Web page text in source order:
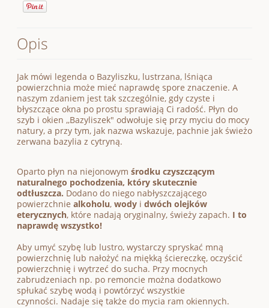
Opis
Jak mówi legenda o Bazyliszku, lustrzana, lśniąca
powierzchnia może mieć naprawdę spore znaczenie. A
naszym zdaniem jest tak szczególnie, gdy czyste i
błyszczące okna po prostu sprawiają Ci radość. Płyn do
szyb i okien ,,Bazyliszek" odwołuje się przy myciu do mocy
natury, a przy tym, jak nazwa wskazuje, pachnie jak świeżo
zerwana bazylia z cytryną.
Oparto płyn na niejonowym środku czyszczącym
naturalnego pochodzenia, który skutecznie
odtłuszcza. Dodano do niego nabłyszczającego
powierzchnie alkoholu, wody i dwóch olejków
eterycznych, które nadają oryginalny, świeży zapach. I to
naprawdę wszystko!
Aby umyć szybę lub lustro, wystarczy spryskać mną
powierzchnię lub nałożyć na miękką ściereczkę, oczyścić
powierzchnię i wytrzeć do sucha. Przy mocnych
zabrudzeniach np. po remoncie można dodatkowo
spłukać szybę wodą i powtórzyć wszystkie
czynności. Nadaje się także do mycia ram okiennych.